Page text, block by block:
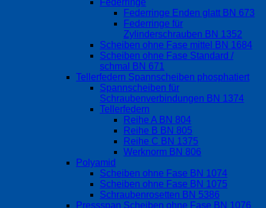
Federringe
Federringe Enden glatt BN 673
Federringe für
Zylinderschrauben BN 1352
Scheiben ohne Fase mittel BN 1684
Scheiben ohne Fase Standard /
schmal BN 671
Tellerfedern Spannscheiben phosphatiert
Spannscheiben für
Schraubenverbindungen BN 1374
Tellerfedern
Reihe A BN 804
Reihe B BN 805
Reihe C BN 1375
Werknorm BN 806
Polyamid
Scheiben ohne Fase BN 1074
Scheiben ohne Fase BN 1075
Schraubenrosetten BN 5386
Pressspan Scheiben ohne Fase BN 1076